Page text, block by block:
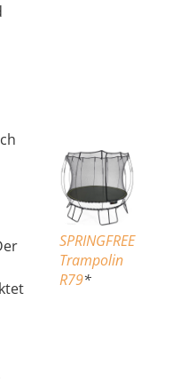
SPRINGFREE
Trampolin
R79*